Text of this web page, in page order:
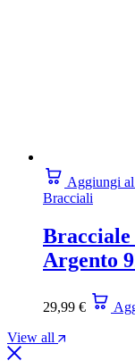
Aggiungi
Bracciali
Bracciale
Argento
29,99 €
View all